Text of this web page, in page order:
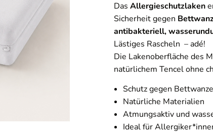
Das Allergieschutzlaken
Sicherheit gegen
antibakteriell,
Lästiges Rascheln – adé!
Die Lakenoberfläche des
natürlichem Tencel ohne
Schutz gegen
Natürliche Materialien
Atmungsaktiv und
Ideal für